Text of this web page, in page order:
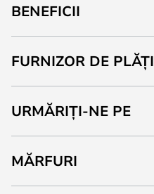
BENEFICII
FURNIZOR DE PLĂȚI
URMĂRIȚI-NE PE
MĂRFURI